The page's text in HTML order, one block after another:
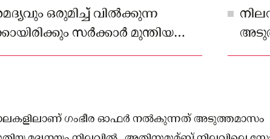
ഒരുമിച്ച് വിൽക്കുന്ന
സർക്കാർ മുന്തിയ
ഗംഭീര ഓഫർ നൽകുന്നത് അടുത്തമാസം